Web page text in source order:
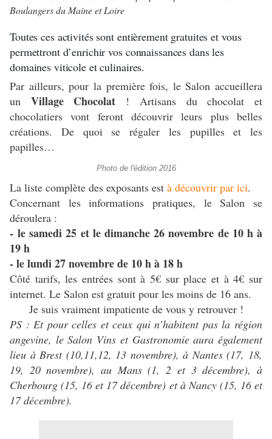
Boulangers du Maine et Loire
Toutes ces activités sont entièrement gratuites et vous
permettront d’enrichir vos connaissances dans les
domaines viticole et culinaires.
Par ailleurs, pour la première fois, le Salon accueillera
un Village Chocolat ! Artisans du chocolat et
chocolatiers vont feront découvrir leurs plus belles
créations. De quoi se régaler les pupilles et les
papilles…
Photo de l'édition 2016
La liste complète des exposants est à découvrir par ici.
Concernant les informations pratiques, le Salon se
déroulera :
- le samedi 25 et le dimanche 26 novembre de 10 h à
19 h
- le lundi 27 novembre de 10 h à 18 h
Côté tarifs, les entrées sont à 5€ sur place et à 4€ sur
internet. Le Salon est gratuit pour les moins de 16 ans.
Je suis vraiment impatiente de vous y retrouver !
PS : Et pour celles et ceux qui n’habitent pas la région
angevine, le Salon Vins et Gastronomie aura également
lieu à Brest (10,11,12, 13 novembre), à Nantes (17, 18,
19, 20 novembre), au Mans (1, 2 et 3 décembre), à
Cherbourg (15, 16 et 17 décembre) et à Nancy (15, 16 et
17 décembre).